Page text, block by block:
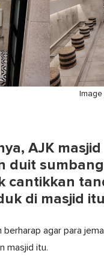
AJK masjid
duit
cantikkan
di masjid itu
berharap agar para
masjid itu.